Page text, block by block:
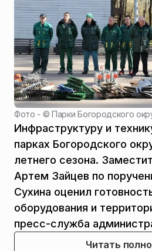
Фото - ©Парки Богородского
Инфраструктуру и
парках Богородского
летнего сезона.
Артем Зайцев по
Сухина оценил
оборудования и
пресс-служба
Читать